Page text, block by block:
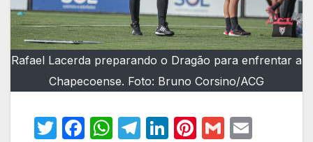
Rafael Lacerda preparando o Dragão para enfrentar a
Chapecoense. Foto: Bruno Corsino/ACG
T
F
W T
Li Pi G